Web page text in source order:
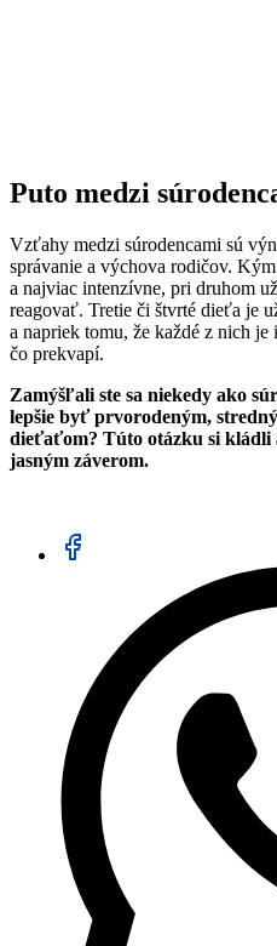
Puto medzi
Vzťahy medzi súrodencami sú
správanie a výchova rodičov.
a najviac intenzívne, pri druhom
reagovať. Tretie či štvrté dieťa je
a napriek tomu, že každé z nich
čo prekvapí.
Zamýšľali ste sa niekedy ako
lepšie byť prvorodeným,
dieťaťom? Túto otázku si kládli
jasným záverom.